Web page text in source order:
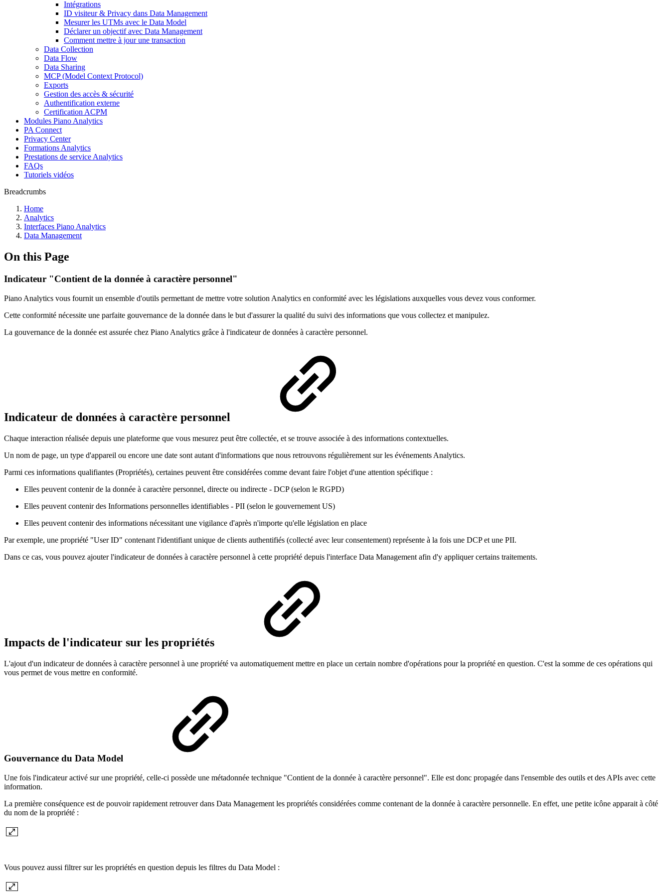
Intégrations
ID visiteur & Privacy dans Data Management
Mesurer les UTMs avec le Data Model
Déclarer un objectif avec Data Management
Comment mettre à jour une transaction
Data Collection
Data Flow
Data Sharing
MCP (Model Context Protocol)
Exports
Gestion des accès & sécurité
Authentification externe
Certification ACPM
Modules Piano Analytics
PA Connect
Privacy Center
Formations Analytics
Prestations de service Analytics
FAQs
Tutoriels vidéos
Breadcrumbs
Home
Analytics
Interfaces Piano Analytics
Data Management
On this Page
Indicateur "Contient de la donnée à caractère personnel"
Piano Analytics vous fournit un ensemble d'outils permettant de mettre votre solution Analytics en conformité avec les législations auxquelles vous devez vous conformer.
Cette conformité nécessite une parfaite gouvernance de la donnée dans le but d'assurer la qualité du suivi des informations que vous collectez et manipulez.
La gouvernance de la donnée est assurée chez Piano Analytics grâce à l'indicateur de données à caractère personnel.
Indicateur de données à caractère personnel
Chaque interaction réalisée depuis une plateforme que vous mesurez peut être collectée, et se trouve associée à des informations contextuelles.
Un nom de page, un type d'appareil ou encore une date sont autant d'informations que nous retrouvons régulièrement sur les événements Analytics.
Parmi ces informations qualifiantes (Propriétés), certaines peuvent être considérées comme devant faire l'objet d'une attention spécifique :
Elles peuvent contenir de la donnée à caractère personnel, directe ou indirecte - DCP (selon le RGPD)
Elles peuvent contenir des Informations personnelles identifiables - PII (selon le gouvernement US)
Elles peuvent contenir des informations nécessitant une vigilance d'après n'importe qu'elle législation en place
Par exemple, une propriété "User ID" contenant l'identifiant unique de clients authentifiés (collecté avec leur consentement) représente à la fois une DCP et une PII.
Dans ce cas, vous pouvez ajouter l'indicateur de données à caractère personnel à cette propriété depuis l'interface Data Management afin d'y appliquer certains traitements.
Impacts de l'indicateur sur les propriétés
L'ajout d'un indicateur de données à caractère personnel à une propriété va automatiquement mettre en place un certain nombre d'opérations pour la propriété en question. C'est la somme de ces opérations qui
vous permet de vous mettre en conformité.
Gouvernance du Data Model
Une fois l'indicateur activé sur une propriété, celle-ci possède une métadonnée technique "Contient de la donnée à caractère personnel". Elle est donc propagée dans l'ensemble des outils et des APIs avec cette
information.
La première conséquence est de pouvoir rapidement retrouver dans Data Management les propriétés considérées comme contenant de la donnée à caractère personnelle. En effet, une petite icône apparait à côté
du nom de la propriété :
Vous pouvez aussi filtrer sur les propriétés en question depuis les filtres du Data Model :